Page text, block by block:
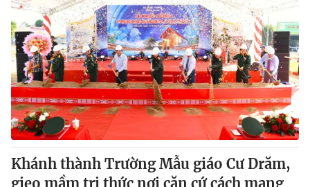
Khánh thành Trường Mẫu giáo Cư Drăm,
gieo mầm tri thức nơi căn cứ cách mạng